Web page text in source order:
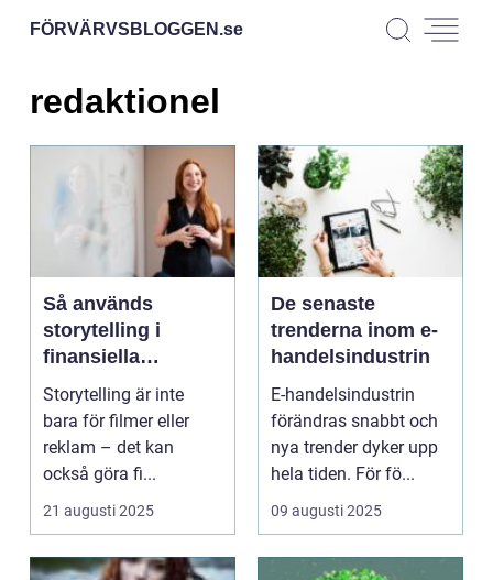
FÖRVÄRVSBLOGGEN.se
redaktionel
Så används
storytelling i
finansiella
presentationer
Storytelling är inte
bara för filmer eller
reklam – det kan
också göra fi...
21 augusti 2025
De senaste
trenderna inom e-
handelsindustrin
E-handelsindustrin
förändras snabbt och
nya trender dyker upp
hela tiden. För fö...
09 augusti 2025